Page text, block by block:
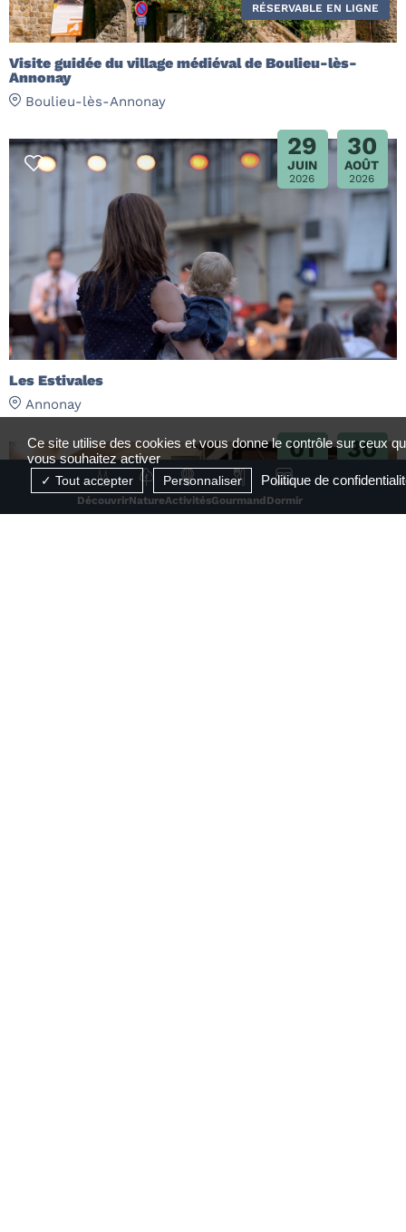
DécouvrirNatureActivitésGourmand Dormir
Visite guidée du village médiéval de Boulieu-lès-
Annonay
Boulieu-lès-Annonay
RÉSERVABLE EN LIGNE
29
JUIN
2026
30
AOÛT
2026
Les Estivales
Annonay
01
JUIL
2026
30
2026
Ce site utilise des cookies et vous donne le contrôle sur ceux
vous souhaitez activer
Tout accepter Personnaliser Politique de